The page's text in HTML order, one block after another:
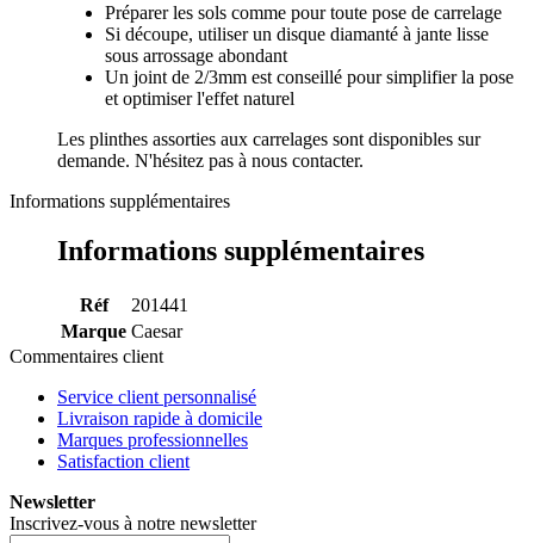
Préparer les sols comme pour toute pose de carrelage
Si découpe, utiliser un disque diamanté à jante lisse
sous arrossage abondant
Un joint de 2/3mm est conseillé pour simplifier la pose
et optimiser l'effet naturel
Les plinthes assorties aux carrelages sont disponibles sur
demande. N'hésitez pas à nous contacter.
Informations supplémentaires
Informations supplémentaires
Réf
201441
Marque Caesar
Commentaires client
Service client personnalisé
Livraison rapide à domicile
Marques professionnelles
Satisfaction client
Newsletter
Inscrivez-vous à notre newsletter